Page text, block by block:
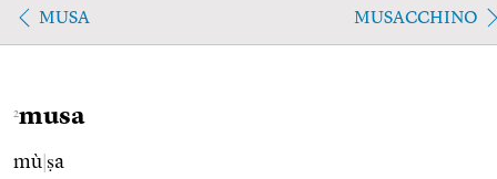
MUSA MUSACCHINO
2musa
mù ṣa